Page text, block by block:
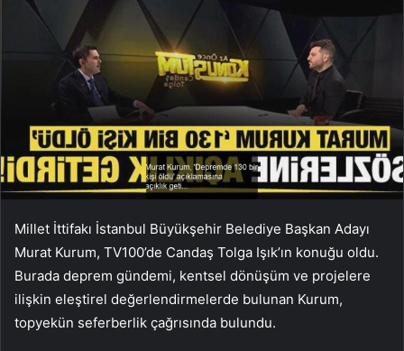
Millet İttifakı İstanbul Büyükşehir Belediye Başkan Adayı
Murat Kurum, TV100’de Candaş Tolga Işık’ın konuğu oldu.
Burada deprem gündemi, kentsel dönüşüm ve projelere
ilişkin eleştirel değerlendirmelerde bulunan Kurum,
topyekün seferberlik çağrısında bulundu.